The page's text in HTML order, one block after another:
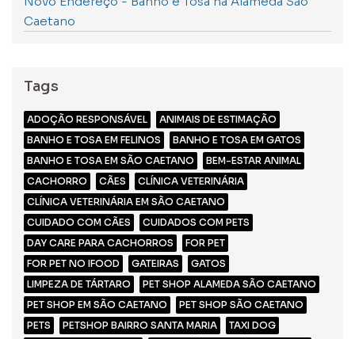
Caetano
Tags
ADOÇÃO RESPONSÁVEL
ANIMAIS DE ESTIMAÇÃO
BANHO E TOSA EM FELINOS
BANHO E TOSA EM GATOS
BANHO E TOSA EM SÃO CAETANO
BEM-ESTAR ANIMAL
CACHORRO
CÃES
CLÍNICA VETERINÁRIA
CLÍNICA VETERINÁRIA EM SÃO CAETANO
CUIDADO COM CÃES
CUIDADOS COM PETS
DAY CARE PARA CACHORROS
FOR PET
FOR PET NO IFOOD
GATEIRAS
GATOS
LIMPEZA DE TÁRTARO
PET SHOP ALAMEDA SÃO CAETANO
PET SHOP EM SÃO CAETANO
PET SHOP SÃO CAETANO
PETS
PETSHOP BAIRRO SANTA MARIA
TAXI DOG